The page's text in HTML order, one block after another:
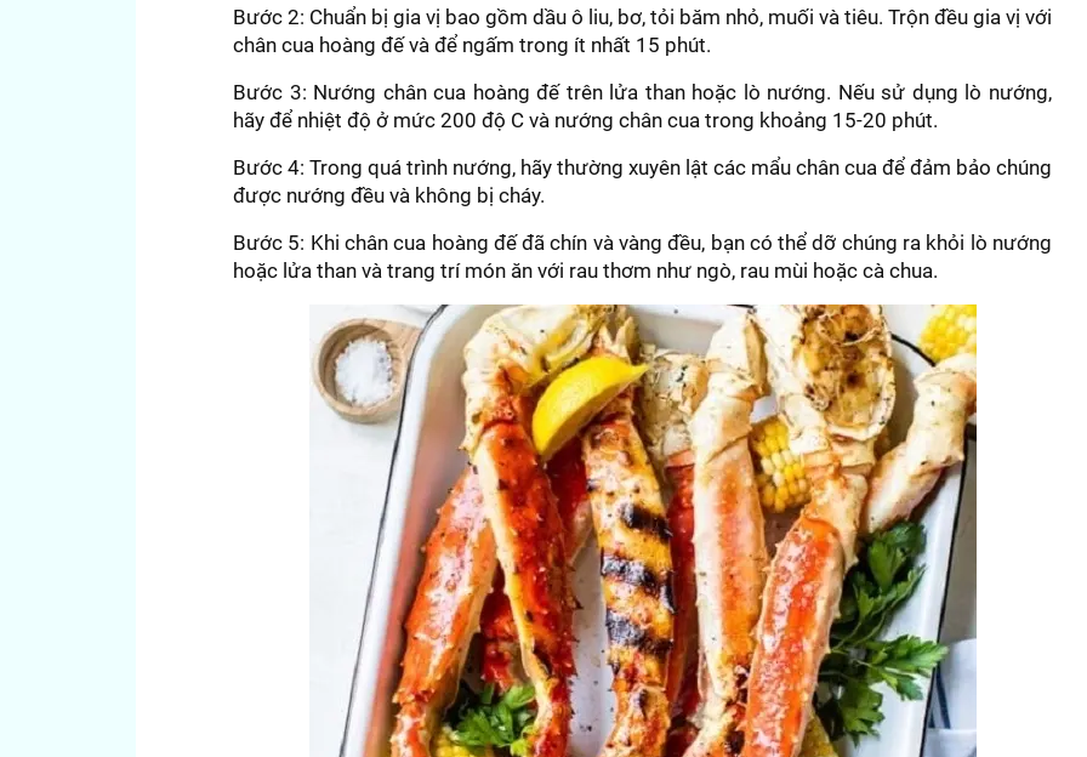
Bước 2: Chuẩn bị gia vị bao gồm dầu ô liu, bơ, tỏi băm nhỏ, muối và tiêu. Trộn đều gia vị với
chân cua hoàng đế và để ngấm trong ít nhất 15 phút.
Bước 3: Nướng chân cua hoàng đế trên lửa than hoặc lò nướng. Nếu sử dụng lò nướng,
hãy để nhiệt độ ở mức 200 độ C và nướng chân cua trong khoảng 15-20 phút.
Bước 4: Trong quá trình nướng, hãy thường xuyên lật các mẩu chân cua để đảm bảo chúng
được nướng đều và không bị cháy.
Bước 5: Khi chân cua hoàng đế đã chín và vàng đều, bạn có thể dỡ chúng ra khỏi lò nướng
hoặc lửa than và trang trí món ăn với rau thơm như ngò, rau mùi hoặc cà chua.